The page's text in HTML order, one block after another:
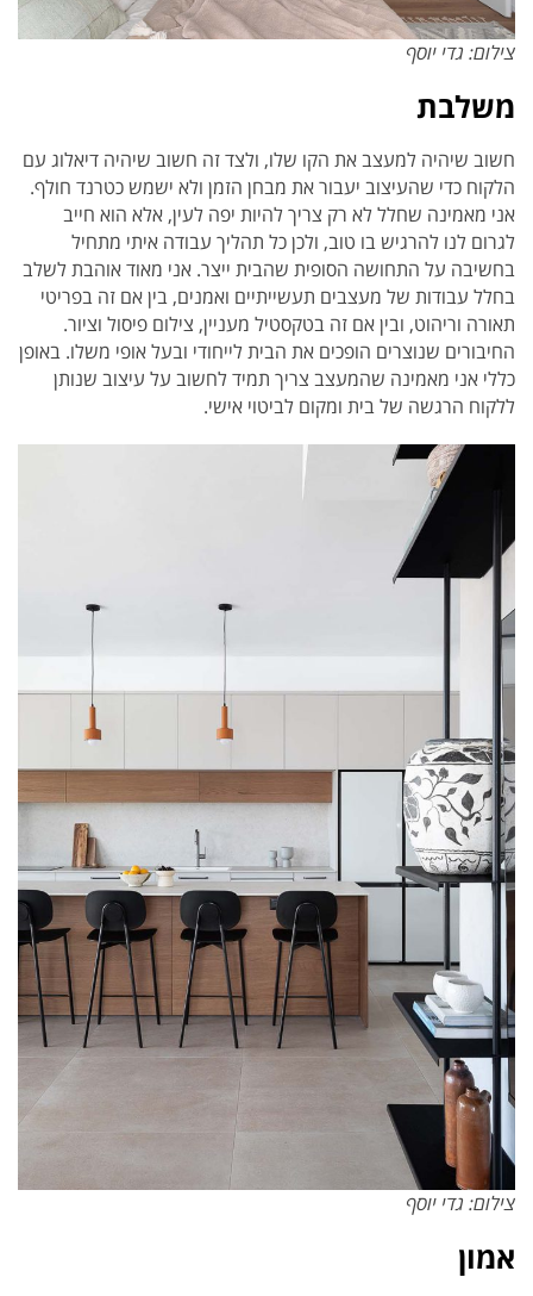
צילום: גדי יוסף
משלבת
חשוב שיהיה למעצב את הקו שלו, ולצד זה חשוב שיהיה דיאלוג עם
הלקוח כדי שהעיצוב יעבור את מבחן הזמן ולא ישמש כטרנד חולף.
אני מאמינה שחלל לא רק צריך להיות יפה לעין, אלא הוא חייב
לגרום לנו להרגיש בו טוב, ולכן כל תהליך עבודה איתי מתחיל
בחשיבה על התחושה הסופית שהבית ייצר. אני מאוד אוהבת לשלב
בחלל עבודות של מעצבים תעשייתיים ואמנים, בין אם זה בפריטי
תאורה וריהוט, ובין אם זה בטקסטיל מעניין, צילום פיסול וציור.
החיבורים שנוצרים הופכים את הבית לייחודי ובעל אופי משלו. באופן
כללי אני מאמינה שהמעצב צריך תמיד לחשוב על עיצוב שנותן
ללקוח הרגשה של בית ומקום לביטוי אישי.
צילום: גדי יוסף
אמון